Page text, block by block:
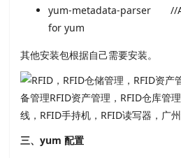
yum-metadata-parser //A
for yum
其他安装包根据自己需要安装。
三、yum 配置